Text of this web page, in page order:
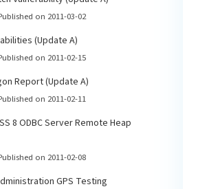
on 2011-03-02
(Update A)
on 2011-02-15
Report (Update A)
on 2011-02-11
8 ODBC Server Remote Heap
on 2011-02-08
GPS Testing